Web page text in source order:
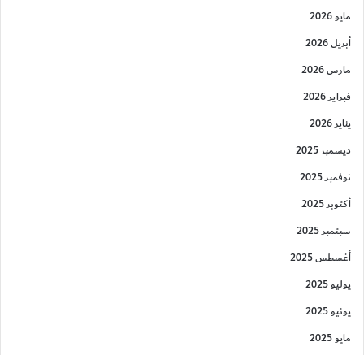
مايو 2026
أبريل 2026
مارس 2026
فبراير 2026
يناير 2026
ديسمبر 2025
نوفمبر 2025
أكتوبر 2025
سبتمبر 2025
أغسطس 2025
يوليو 2025
يونيو 2025
مايو 2025